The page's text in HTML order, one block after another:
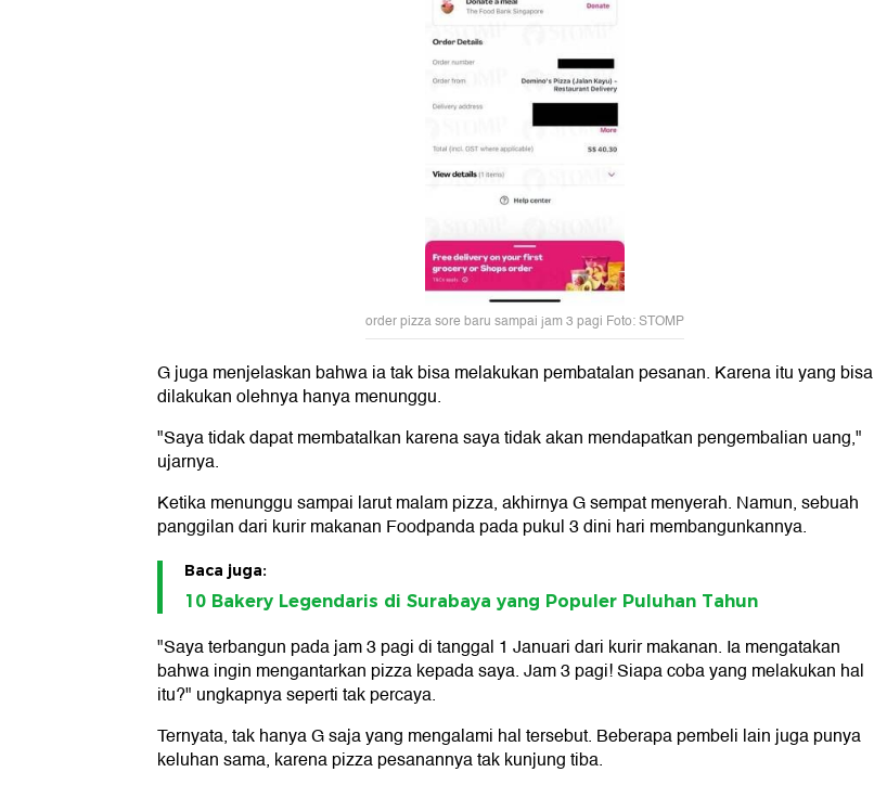
order pizza sore baru sampai jam 3 pagi Foto: STOMP
G juga menjelaskan bahwa ia tak bisa melakukan pembatalan pesanan. Karena itu yang bisa
dilakukan olehnya hanya menunggu.
"Saya tidak dapat membatalkan karena saya tidak akan mendapatkan pengembalian uang,"
ujarnya.
Ketika menunggu sampai larut malam pizza, akhirnya G sempat menyerah. Namun, sebuah
panggilan dari kurir makanan Foodpanda pada pukul 3 dini hari membangunkannya.
Baca juga:
10 Bakery Legendaris di Surabaya yang Populer Puluhan Tahun
"Saya terbangun pada jam 3 pagi di tanggal 1 Januari dari kurir makanan. Ia mengatakan
bahwa ingin mengantarkan pizza kepada saya. Jam 3 pagi! Siapa coba yang melakukan hal
itu?" ungkapnya seperti tak percaya.
Ternyata, tak hanya G saja yang mengalami hal tersebut. Beberapa pembeli lain juga punya
keluhan sama, karena pizza pesanannya tak kunjung tiba.